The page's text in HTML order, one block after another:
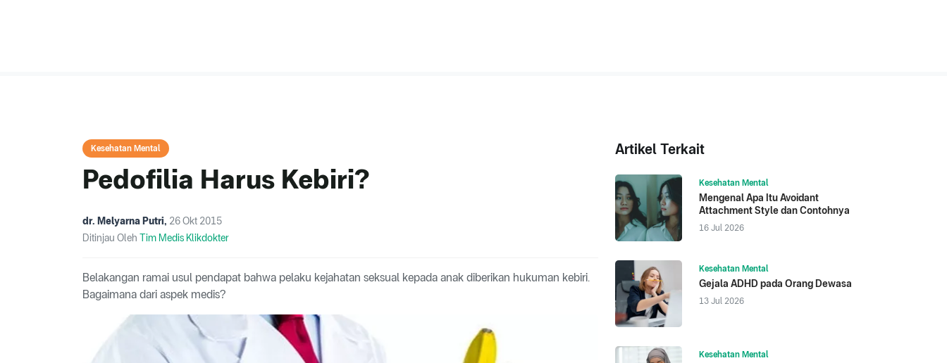
Kesehatan Mental
Pedofilia Harus Kebiri?
dr. Melyarna Putri, 26 Okt 2015
Ditinjau Oleh Tim Medis Klikdokter
Belakangan ramai usul pendapat bahwa pelaku kejahatan seksual kepada anak diberikan hukuman kebiri.
Bagaimana dari aspek medis?
Artikel Terkait
Kesehatan Mental
Mengenal Apa Itu Avoidant
Attachment Style dan Contohnya
16 Jul 2026
Kesehatan Mental
Gejala ADHD pada Orang Dewasa
13 Jul 2026
Kesehatan Mental